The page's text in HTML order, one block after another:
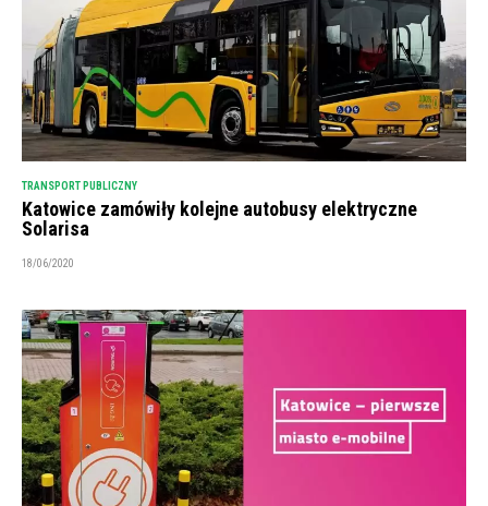
TRANSPORT PUBLICZNY
Katowice zamówiły kolejne autobusy elektryczne
Solarisa
18/06/2020